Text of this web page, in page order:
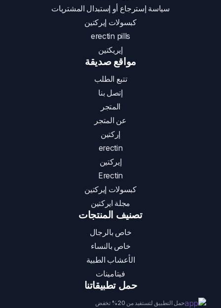
سياسة إسترجاع أو إستبدال المشتريات
كبسولات إيركتين
erectin pills
إيريكتين
مواقع صديقة
تتبع الطلب
إتصل بنا
المتجر
عن المتجر
إركتين
erectin
إيركتين
Erectin
كبسولات إيركتين
مجلة ايركتين
تصنيف المنتجات
خاص بالرجال
خاص بالنساء
الأعشاب الطبية
فيتامينات
حمل تطبيقاتنا
حمل التطبيق لتستفيد من 20% تخفض